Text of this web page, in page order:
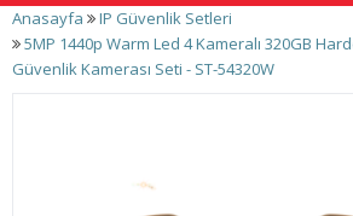
Anasayfa
IP Güvenlik Setleri
5MP 1440p Warm Led 4 Kameralı 320GB
Güvenlik Kamerası Seti - ST-54320W